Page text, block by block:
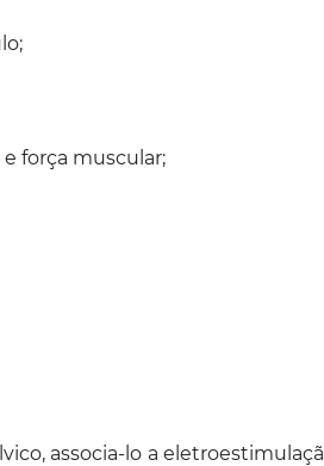
força muscular;
associa-lo a